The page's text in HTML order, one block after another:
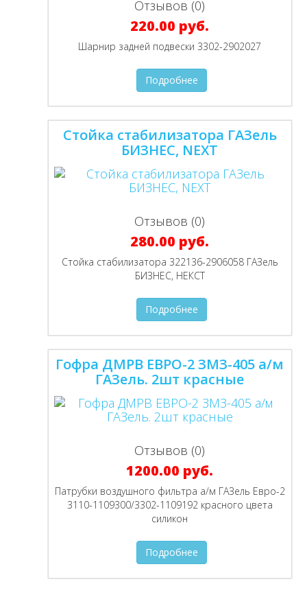
Отзывов (0)
220.00 руб.
Шарнир задней подвески 3302-2902027
Подробнее
Стойка стабилизатора ГАЗель
БИЗНЕС, NEXT
Отзывов (0)
280.00 руб.
Стойка стабилизатора 322136-2906058 ГАЗель
БИЗНЕС, НЕКСТ
Подробнее
Гофра ДМРВ ЕВРО-2 ЗМЗ-405 а/м
ГАЗель. 2шт красные
Отзывов (0)
1200.00 руб.
Патрубки воздушного фильтра а/м ГАЗель Евро-2
3110-1109300/3302-1109192 красного цвета
силикон
Подробнее